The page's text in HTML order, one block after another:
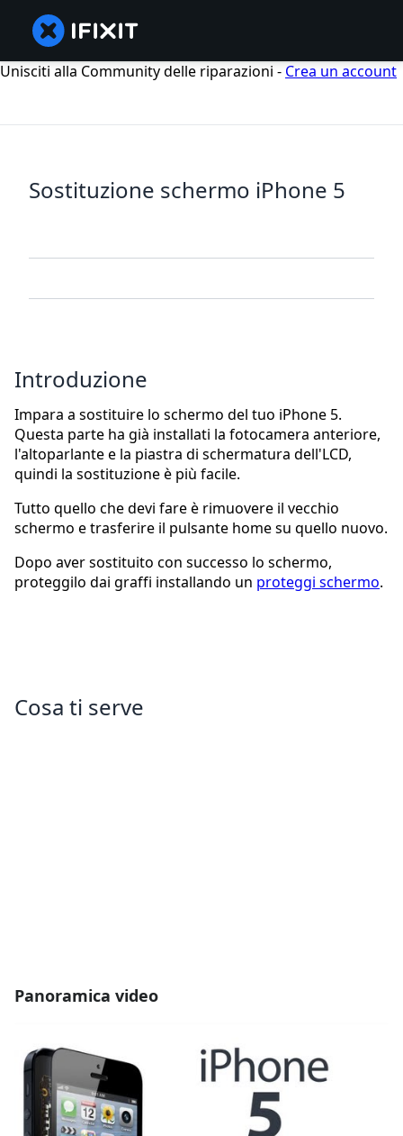
Unisciti alla Community delle riparazioni - Crea un account
Sostituzione schermo iPhone 5
Introduzione
Impara a sostituire lo schermo del tuo iPhone 5.
Questa parte ha già installati la fotocamera anteriore,
l'altoparlante e la piastra di schermatura dell'LCD,
quindi la sostituzione è più facile.
Tutto quello che devi fare è rimuovere il vecchio
schermo e trasferire il pulsante home su quello nuovo.
Dopo aver sostituito con successo lo schermo,
proteggilo dai graffi installando un proteggi schermo.
Cosa ti serve
Panoramica video